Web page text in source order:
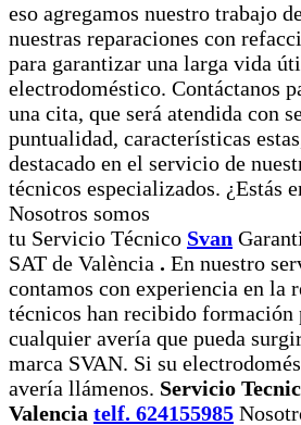
eso agregamos nuestro trabajo
nuestras reparaciones con
para garantizar una larga vida
electrodoméstico. Contáctanos
una cita, que será atendida con
puntualidad, características
destacado en el servicio de
técnicos especializados. ¿Estás
Nosotros somos
tu Servicio Técnico Svan
SAT de València . En nuestro
contamos con experiencia en la
técnicos han recibido formación
cualquier avería que pueda
marca SVAN. Si su
avería llámenos. Servicio
Valencia telf. 624155985